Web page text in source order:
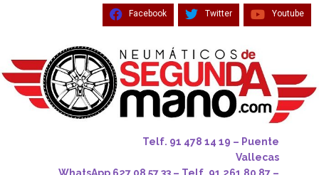
Facebook Twitter Youtube
Telf. 91 478 14 19 – Puente
Vallecas
WhatsApp 627 08 57 33 – Telf. 91 261 80 87 –